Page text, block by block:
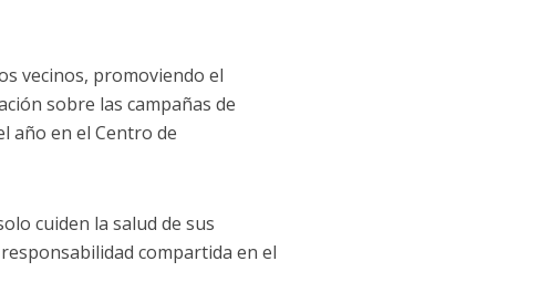
vecinos, promoviendo el
sobre las campañas de
año en el Centro de
cuiden la salud de sus
compartida en el